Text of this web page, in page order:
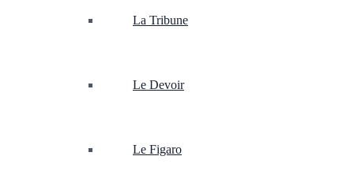
La Tribune
Le Devoir
Le Figaro